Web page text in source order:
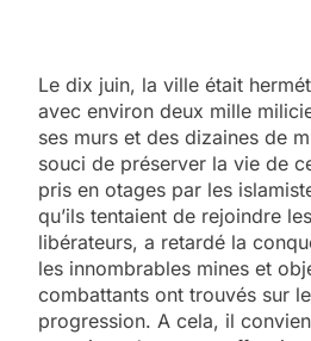
Le dix juin, la ville était
avec environ deux mille
ses murs et des dizaines de
souci de préserver la vie de
pris en otages par les
qu’ils tentaient de rejoindre
libérateurs, a retardé la
les innombrables mines et
combattants ont trouvés sur
progression. A cela, il